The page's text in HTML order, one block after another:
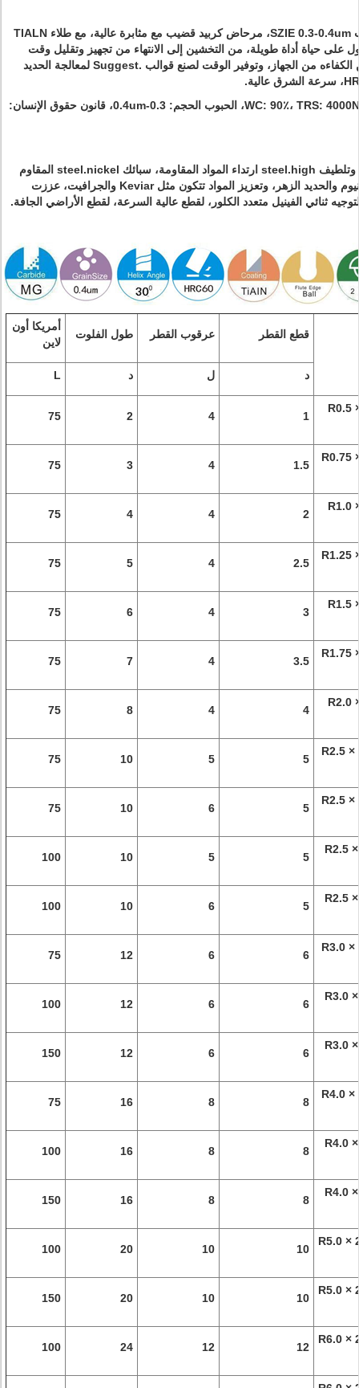
فائقة غرامة الحبوب SZIE 0.3-0.4um، مرحاض كربيد قضيب مع مثابرة عالية، مع طلاء TIALN
على حياة أداة طويلة، من التخشين إلى الانتهاء من تجهيز وتقليل وقت
تغيير قطع، وتحسين الكفاءه من الجهاز، وتوفير الوقت لصنع قوالب .Suggest لمعالجة الحديد
WC: 90٪، TRS: 4000N / mm2، الحبوب الحجم: 0.3-0.4um، قانون حقوق الإنسان:
تناسب لطحن تبريد وتلطيف steel.high ارتداء المواد المقاومة، سبائك steel.nickel المقاوم
للصدأ وسبائك التيتانيوم والحديد الزهر، وتعزيز المواد تتكون مثل Keviar والجرافيت، عززت
ثنائي الفينيل متعدد الكلور، لقطع عالية السرعة، لقطع الأراضي الجافة.
قطع القطر عرقوب القطر طول الفلوت
أمريكا أون
لاين
د ل د L
R0.5
1
4
2
75
R0.75
1.5
4
3
75
R1.0
2
4
4
75
R1.25
2.5
4
5
75
R1.5
3
4
6
75
R1.75
3.5
4
7
75
R2.0
4
4
8
75
R2.5 ×
5
5
10
75
R2.5 ×
5
6
10
75
R2.5
5
5
10
100
R2.5
5
6
10
100
R3.0 ×
6
6
12
75
R3.0
6
6
12
100
R3.0
6
6
12
150
R4.0 ×
8
8
16
75
R4.0
8
8
16
100
R4.0
8
8
16
150
R5.0 ×
10
10
20
100
R5.0 ×
10
10
20
150
R6.0 ×
12
12
24
100